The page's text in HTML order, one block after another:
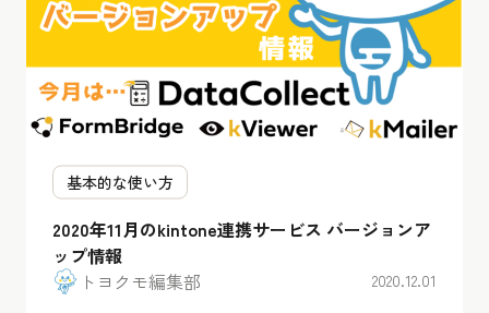
基本的な使い方
2020年11月のkintone連携サービス バージョンア
ップ情報
トヨクモ編集部
2020.12.01